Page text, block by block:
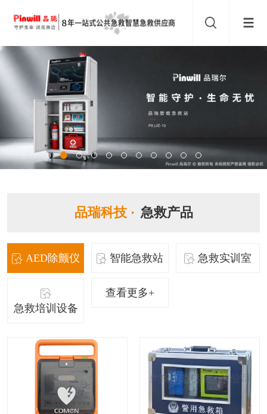
品瑞科技 · 急救产品
AED除颤仪 智能急救站 急救实训室
急救培训设备
查看更多+